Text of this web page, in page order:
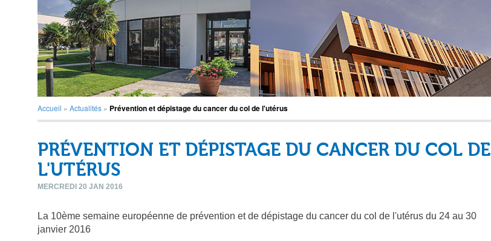
Accueil » Actualités » Prévention et dépistage du cancer du col de l'utérus
PRÉVENTION ET DÉPISTAGE DU CANCER DU COL DE
L'UTÉRUS
MERCREDI 20 JAN 2016
La 10ème semaine européenne de prévention et de dépistage du cancer du col de l'utérus du 24 au 30
janvier 2016